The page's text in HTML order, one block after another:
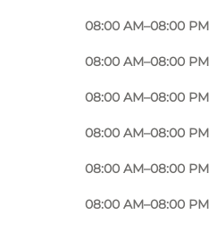
08:00 AM–08:00 PM
08:00 AM–08:00 PM
08:00 AM–08:00 PM
08:00 AM–08:00 PM
08:00 AM–08:00 PM
08:00 AM–08:00 PM
du f.eks. købe gæs og
af dansk
lammekød, oksekød
kartofler,
håndarbejde og